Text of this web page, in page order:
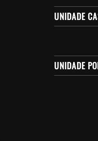
UNIDADE
UNIDADE